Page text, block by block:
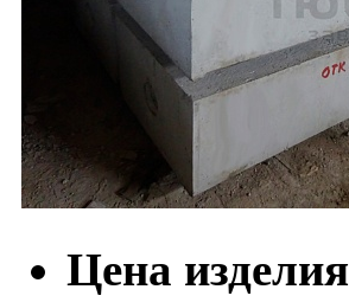
Цена изделия